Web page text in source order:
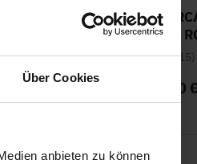
Über Cookies
anbieten zu können
PD Connex
Stecker - 2x
Bewertung:
100%
(15)
14,50